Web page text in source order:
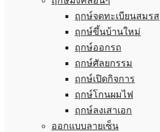
ฤกษ์จดทะเบียนสมรส
ฤกษ์ขึ้นบ้านใหม่
ฤกษ์ออกรถ
ฤกษ์ศัลยกรรม
ฤกษ์เปิดกิจการ
ฤกษ์โกนผมไฟ
ฤกษ์ลงเสาเอก
ออกแบบลายเซ็น